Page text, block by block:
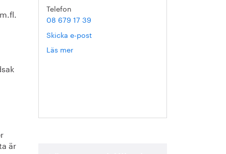
är
Telefon
08 679 17 39
Skicka e-post
Läs mer